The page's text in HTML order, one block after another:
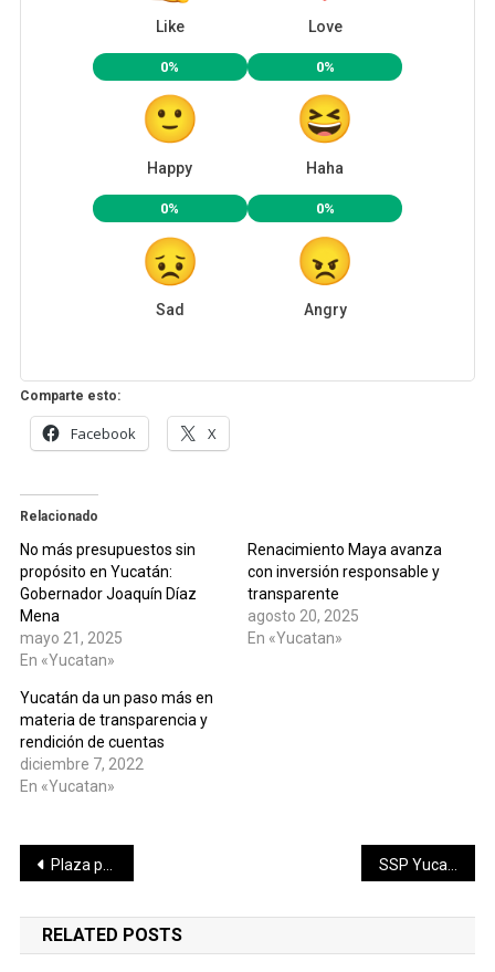
Like Love
0%
Happy
0%
Haha
0%
Sad
0%
Angry
Comparte esto:
Facebook X
Relacionado
No más presupuestos sin
propósito en Yucatán:
Gobernador Joaquín Díaz
Mena
mayo 21, 2025
En «Yucatan»
Renacimiento Maya avanza
con inversión responsable y
transparente
agosto 20, 2025
En «Yucatan»
Yucatán da un paso más en
materia de transparencia y
rendición de cuentas
diciembre 7, 2022
En «Yucatan»
Navegación
de
entradas
Plaza principal de Telchac, lienzo de colores con magna Vaquería
RELATED POSTS